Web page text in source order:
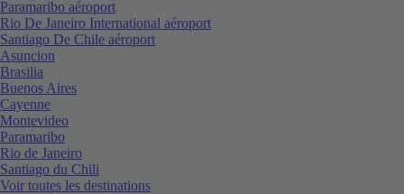
Paramaribo aéroport
Rio De Janeiro International aéroport
Santiago De Chile aéroport
Asuncion
Brasilia
Buenos Aires
Cayenne
Montevideo
Paramaribo
Rio de Janeiro
Santiago du Chili
Voir toutes les destinations